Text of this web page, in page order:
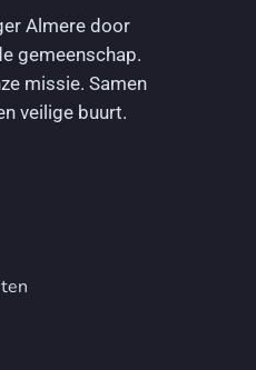
Almere door
gemeenschap.
missie. Samen
veilige buurt.